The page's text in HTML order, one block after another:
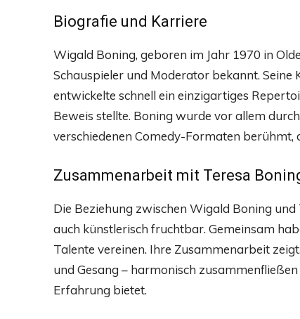
Biografie und Karriere
Wigald Boning, geboren im Jahr 1970 in
Schauspieler und Moderator bekannt. Seine
entwickelte schnell ein einzigartiges
Beweis stellte. Boning wurde vor allem
verschiedenen Comedy-Formaten berühmt,
Zusammenarbeit mit Teresa
Die Beziehung zwischen Wigald Boning
auch künstlerisch fruchtbar. Gemeinsam
Talente vereinen. Ihre Zusammenarbeit
und Gesang – harmonisch
Erfahrung bietet.